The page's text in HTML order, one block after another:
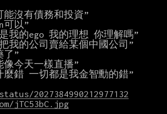
能沒有債務和投資”
可以”
我的ego 我的理想 你理解嗎”
我的公司賣給某個中國公司”
了”
像今天一樣直播”
麼錯 一切都是我金智勳的錯”
2027384990212977132
jTC53bC.jpg